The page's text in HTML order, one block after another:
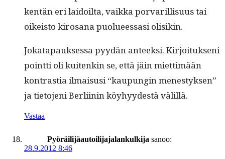
ken­tän eri laidoil­ta, vaik­ka por­var­il­lisu­us tai
oikeis­to kirosana puolueessasi olisikin.
Jokat­a­pauk­ses­sa pyy­dän anteek­si. Kir­joituk­seni
point­ti oli kuitenkin se, että jäin miet­timään
kon­tras­tia ilmais­usi “kaupun­gin men­estyk­sen”
ja tieto­jeni Berli­inin köy­hyy­destä välillä.
Vastaa
Pyöräilijäautoilijajalankulkija sanoo:
28.9.2012 8:46